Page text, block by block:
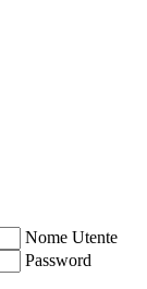
Nome Utente
Password